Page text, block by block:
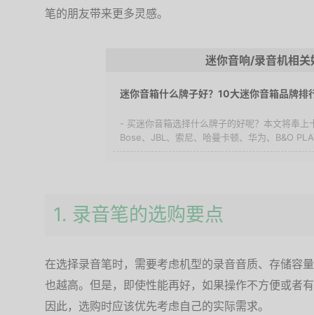
笔的朋友带来更多灵感。
迷你音响/录音机相关
迷你音箱什么牌子好？10大迷你音箱品牌排
- 买迷你音箱选择什么牌子的好呢？本文将奉上
Bose、JBL、索尼、哈曼卡顿、华为、B&O
1. 录音笔的选购要点
在选择录音笔时，需要考虑机型的录音音质、存储容
也越高。但是，即使性能再好，如果操作不方便或者
因此，选购时应该优先考虑自己的实际需求。